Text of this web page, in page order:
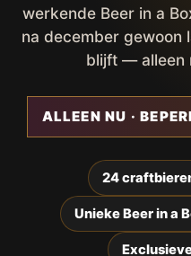
werkende Beer in a
na december gewoon
blijft — alleen
ALLEEN NU ·
24
Unieke Beer in a